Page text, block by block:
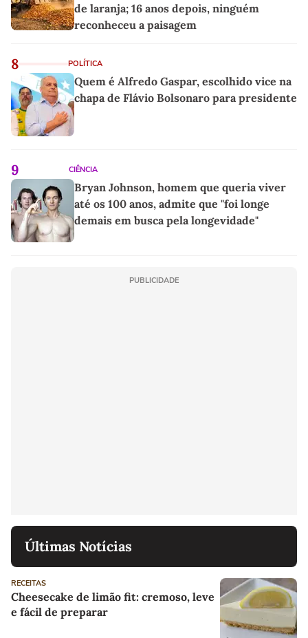
de laranja; 16 anos depois, ninguém
reconheceu a paisagem
8 POLÍTICA
Quem é Alfredo Gaspar, escolhido vice na
chapa de Flávio Bolsonaro para presidente
9 CIÊNCIA
Bryan Johnson, homem que queria viver
até os 100 anos, admite que "foi longe
demais em busca pela longevidade"
PUBLICIDADE
Últimas Notícias
RECEITAS
Cheesecake de limão fit: cremoso, leve
e fácil de preparar